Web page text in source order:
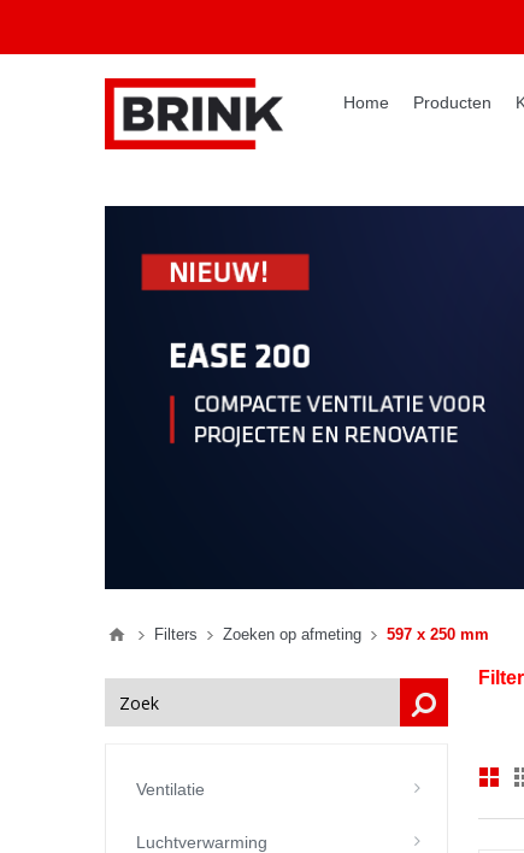
Home Producten
Filters Zoeken op afmeting 597 x 250 mm
Ventilatie
Luchtverwarming